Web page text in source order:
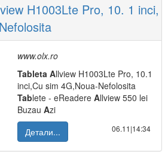
H1003Lte Pro, 10. 1 inci,
www.olx.ro
Tableta Allview H1003Lte Pro, 10.1
inci,Cu sim 4G,Noua-Nefolosita
Tablete - eReadere Allview 550 lei
Buzau Azi
Детали...
06.11|14:34